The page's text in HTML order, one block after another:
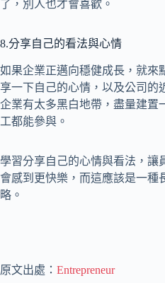
了，別人也才會喜歡。
8.分享自己的看法與心情
如果企業正邁向穩健成長，就來
享一下自己的心情，以及公司的
企業有太多黑白地帶，盡量建置
工都能參與。
學習分享自己的心情與看法，讓
會感到更快樂，而這應該是一種
略。
原文出處： Entrepreneur